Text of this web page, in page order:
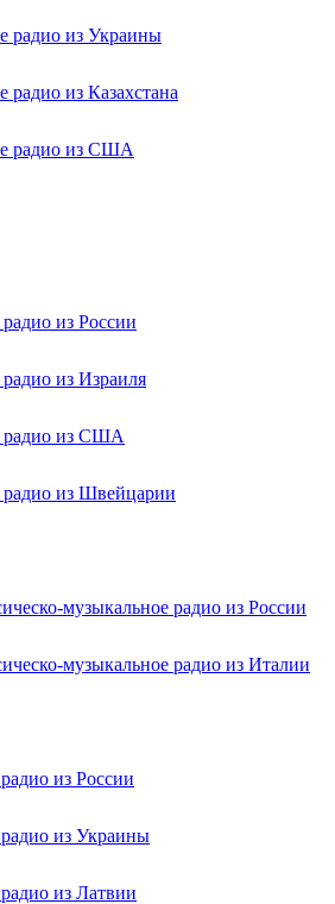
радио из Украины
радио из Казахстана
радио из США
из России
из Израиля
из США
из Швейцарии
музыкальное радио из России
музыкальное радио из Италии
из России
из Украины
из Латвии